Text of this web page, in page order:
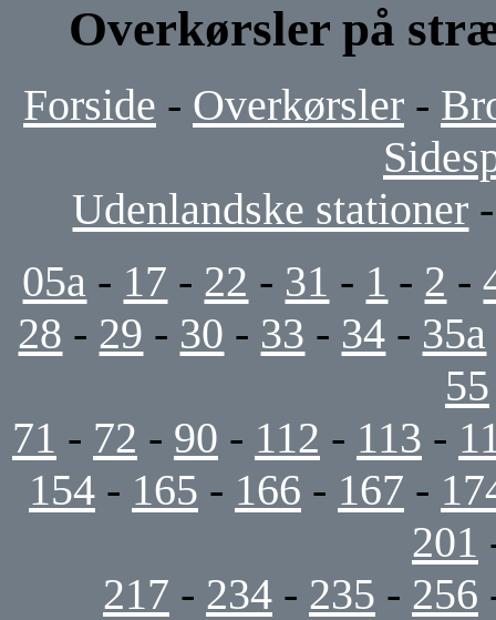
Overkørsler på
Forside - Overkørsler -
Udenlandske stationer
05a - 17 - 22 - 31 - 1 - 2 -
28 - 29 - 30 - 33 - 34 - 35a
55
71 - 72 - 90 - 112 - 113 -
154 - 165 - 166 - 167 -
201
217 - 234 - 235 - 256